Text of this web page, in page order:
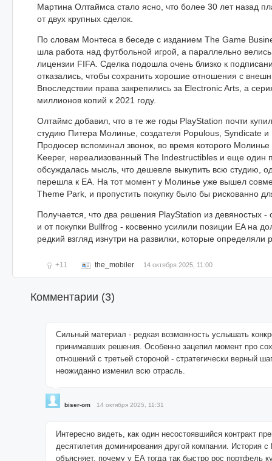
Мартина Олтаймса стало ясно, что более 30 лет назад
от двух крупных сделок.
По словам Монтеса в беседе с изданием The Game
шла работа над футбольной игрой, а параллельно
лицензии FIFA. Сделка подошла очень близко к
отказались, чтобы сохранить хорошие отношения с
Впоследствии права закрепились за Electronic Arts, а
миллионов копий к 2021 году.
Олтаймс добавил, что в те же годы PlayStation почти
студию Питера Молинье, создателя Populous, Syndicate и
Продюсер вспоминал звонок, во время которого
Keeper, нереализованный The Indestructibles и еще один
обсуждалась мысль, что дешевле выкупить всю студию,
перешла к EA. На тот момент у Молинье уже вышел
Theme Park, и пропустить покупку было бы рискованно
Получается, что два решения PlayStation из девяностых -
и от покупки Bullfrog - косвенно усилили позиции EA на
редкий взгляд изнутри на развилки, которые определяли
+11 the_mobiler 14 октября 2025, 11:00
Комментарии (3)
Сильный материал - редкая возможность услышать
принимавших решения. Особенно зацепил момент про
отношений с третьей стороной - стратегически верный
неожиданно изменил всю отрасль.
biser-om 14 октября 2025, 11:31
Интересно видеть, как один несостоявшийся контракт
десятилетия доминирования другой компании. История
объясняет, почему у EA тогда так быстро рос портфель